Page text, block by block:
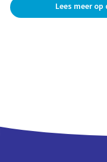
Lees meer